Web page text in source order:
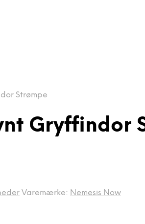
Strømpe
Gryffindor
Varemærke: Nemesis Now